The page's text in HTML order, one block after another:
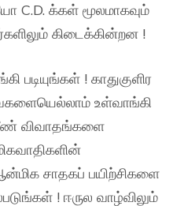
C.D. க்கள் மூலமாகவும்
கிடைக்கின்றன !
படியுங்கள் ! காதுகுளிர
உள்வாங்கி
விவாதங்களை
சாதகப் பயிற்சிகளை
! ஈருல வாழ்விலும்